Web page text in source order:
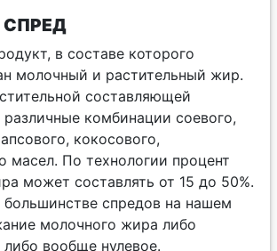
СПРЕД
в составе которого
молочный и растительный жир.
составляющей
различные комбинации соевого,
кокосового,
масел. По технологии процент
может составлять от 15 до 50%.
спредов на нашем
молочного жира либо
вообще нулевое.